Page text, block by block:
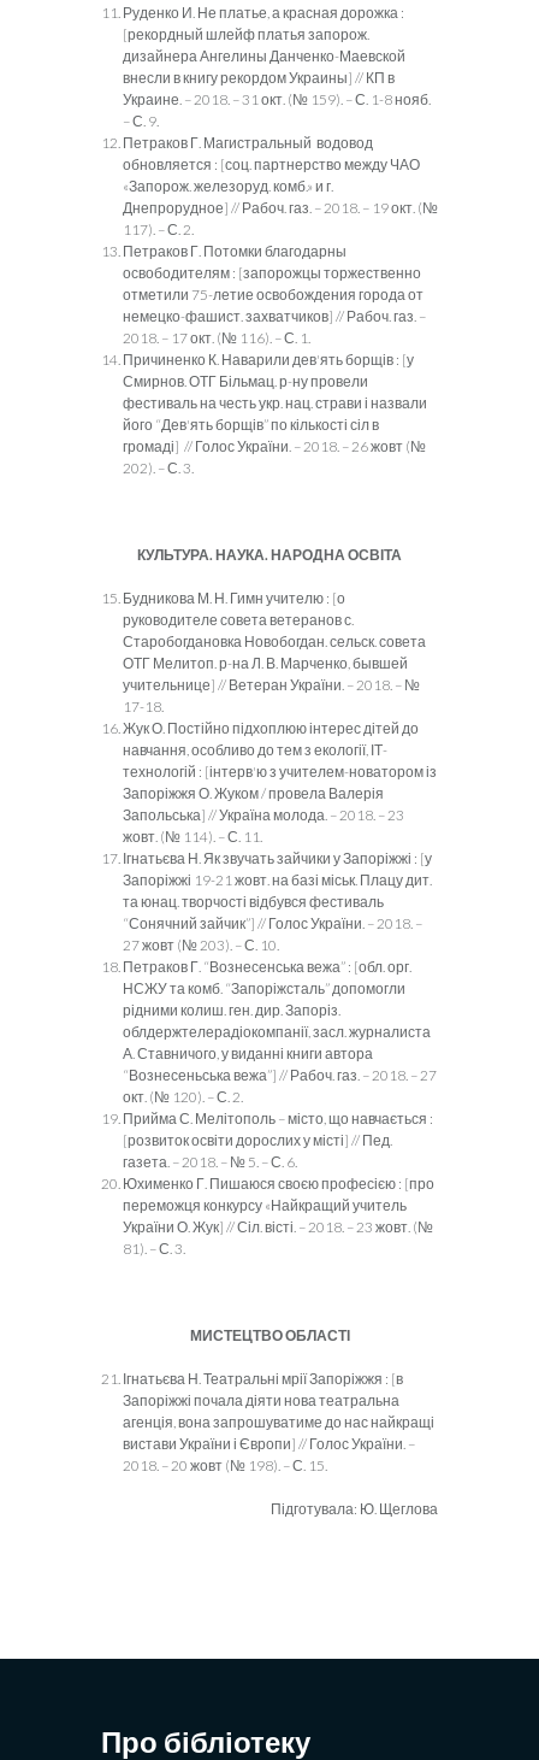
Руденко И. Не платье, а красная дорожка :
[рекордный шлейф платья запорож.
дизайнера Ангелины Данченко-Маевской
внесли в книгу рекордом Украины] // КП в
Украине. – 2018. – 31 окт. (№ 159). – С. 1-8 нояб.
– С. 9.
Петраков Г. Магистральный водовод
обновляется : [соц. партнерство между ЧАО
«Запорож. железоруд. комб.» и г.
Днепрорудное] // Рабоч. газ. – 2018. – 19 окт. (№
117). – С. 2.
Петраков Г. Потомки благодарны
освободителям : [запорожцы торжественно
отметили 75-летие освобождения города от
немецко-фашист. захватчиков] // Рабоч. газ. –
2018. – 17 окт. (№ 116). – С. 1.
Причиненко К. Наварили дев'ять борщів : [у
Смирнов. ОТГ Більмац. р-ну провели
фестиваль на честь укр. нац. страви і назвали
його “Дев'ять борщів” по кількості сіл в
громаді] // Голос України. – 2018. – 26 жовт (№
202). – С. 3.
КУЛЬТУРА. НАУКА. НАРОДНА ОСВІТА
Будникова М. Н. Гимн учителю : [о
руководителе совета ветеранов с.
Старобогдановка Новобогдан. сельск. совета
ОТГ Мелитоп. р-на Л. В. Марченко, бывшей
учительнице] // Ветеран України. – 2018. – №
17-18.
Жук О. Постійно підхоплюю інтерес дітей до
навчання, особливо до тем з екології, ІТ-
технологій : [інтерв'ю з учителем-новатором із
Запоріжжя О. Жуком / провела Валерія
Запольська] // Україна молода. – 2018. – 23
жовт. (№ 114). – С. 11.
Ігнатьєва Н. Як звучать зайчики у Запоріжжі : [у
Запоріжжі 19-21 жовт. на базі міськ. Плацу дит.
та юнац. творчості відбувся фестиваль
“Сонячний зайчик”] // Голос України. – 2018. –
27 жовт (№ 203). – С. 10.
Петраков Г. “Вознесенська вежа” : [обл. орг.
НСЖУ та комб. “Запоріжсталь” допомогли
рідними колиш. ген. дир. Запоріз.
облдержтелерадіокомпанії, засл. журналиста
А. Ставничого, у виданні книги автора
“Вознесеньська вежа”] // Рабоч. газ. – 2018. – 27
окт. (№ 120). – С. 2.
Прийма С. Мелітополь – місто, що навчається :
[розвиток освіти дорослих у місті] // Пед.
газета. – 2018. – № 5. – С. 6.
Юхименко Г. Пишаюся своєю професією : [про
переможця конкурсу «Найкращий учитель
України О. Жук] // Сіл. вісті. – 2018. – 23 жовт. (№
81). – С. 3.
МИСТЕЦТВО ОБЛАСТІ
Ігнатьєва Н. Театральні мрії Запоріжжя : [в
Запоріжжі почала діяти нова театральна
агенція, вона запрошуватиме до нас найкращі
вистави України і Європи] // Голос України. –
2018. – 20 жовт (№ 198). – С. 15.
Підготувала: Ю. Щеглова
Про бібліотеку